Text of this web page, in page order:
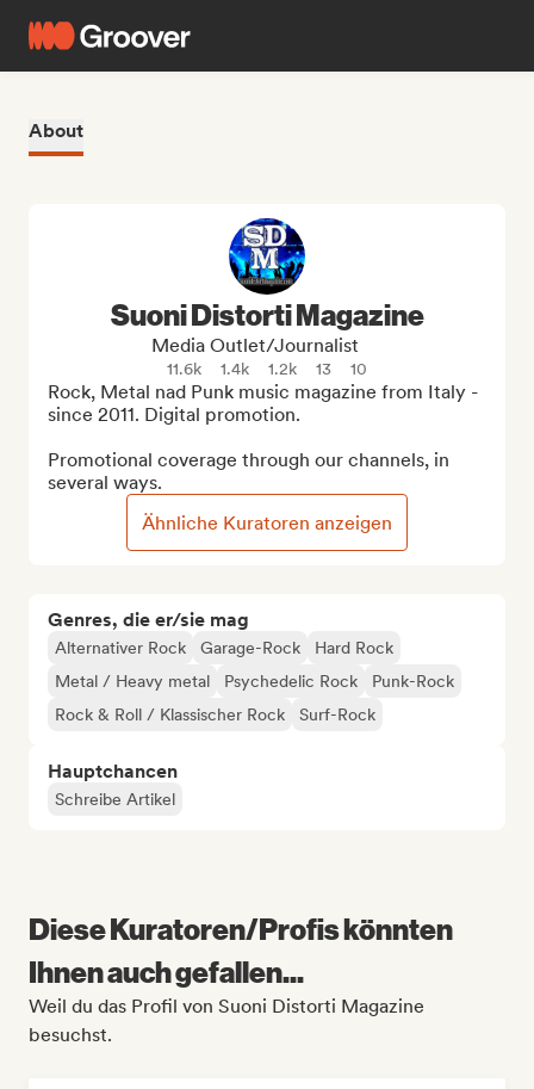
About
Genres, die er/sie mag
Alternativer Rock Garage-Rock
Hard Rock
Metal / Heavy metal
Psychedelic Rock
Punk-Rock
Rock & Roll / Klassischer Rock
Surf-Rock
Hauptchancen
Schreibe Artikel
Suoni Distorti Magazine
Media Outlet/Journalist
11.6k 1.4k 1.2k 13 10
Rock, Metal nad Punk music magazine from Italy -
since 2011. Digital promotion.
Promotional coverage through our channels, in
several ways.
Ähnliche Kuratoren anzeigen
Diese Kuratoren/Profis könnten
Ihnen auch gefallen...
Weil du das Profil von Suoni Distorti Magazine
besuchst.